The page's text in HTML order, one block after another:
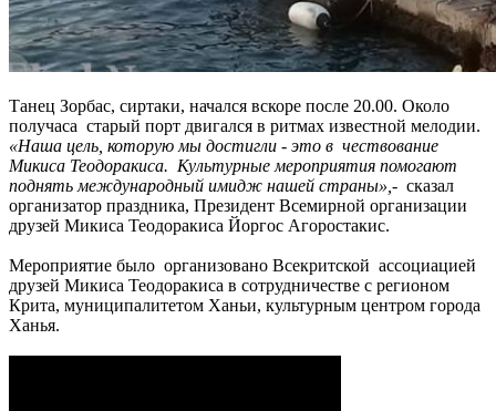
Танец Зорбас, сиртаки, начался вскоре после 20.00. Около
получаса старый порт двигался в ритмах известной мелодии.
«Наша цель, которую мы достигли - это в чествование
Микиса Теодоракиса. Культурные мероприятия помогают
поднять международный имидж нашей страны», - сказал
организатор праздника, Президент Всемирной организации
друзей Микиса Теодоракиса Йоргос Агоростакис.
Мероприятие было организовано Всекритской ассоциацией
друзей Микиса Теодоракиса в сотрудничестве с регионом
Крита, муниципалитетом Ханьи, культурным центром города
Ханья.